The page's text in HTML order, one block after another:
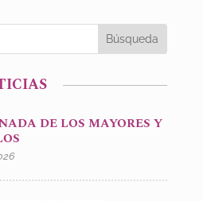
DE LOS MAYORES Y